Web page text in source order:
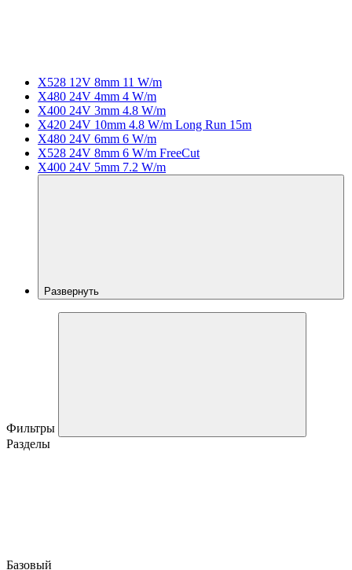
X528 12V 8mm 11 W/m
X480 24V 4mm 4 W/m
X400 24V 3mm 4.8 W/m
X420 24V 10mm 4.8 W/m Long Run 15m
X480 24V 6mm 6 W/m
X528 24V 8mm 6 W/m FreeCut
X400 24V 5mm 7.2 W/m
Развернуть
Фильтры
Разделы
Базовый